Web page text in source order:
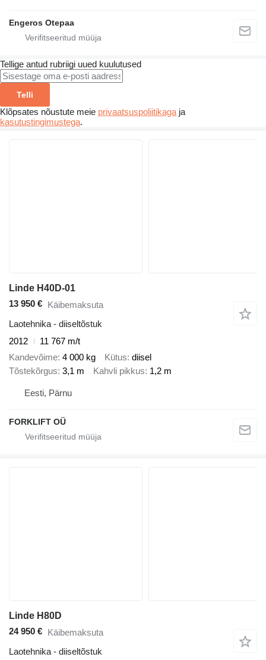
Engeros Otepaa
Tellige antud rubriigi uued kuulutused
Telli
Klõpsates nõustute meie privaatsuspoliitikaga ja
kasutustingimustega.
Linde H40D-01
13 950 € Käibemaksuta
Laotehnika - diiseltõstuk
2012
11 767 m/t
Kandevõime 4 000 kg Kütus diisel
Tõstekõrgus 3,1 m Kahvli pikkus 1,2 m
Eesti, Pärnu
FORKLIFT OÜ
Linde H80D
24 950 € Käibemaksuta
Laotehnika - diiseltõstuk